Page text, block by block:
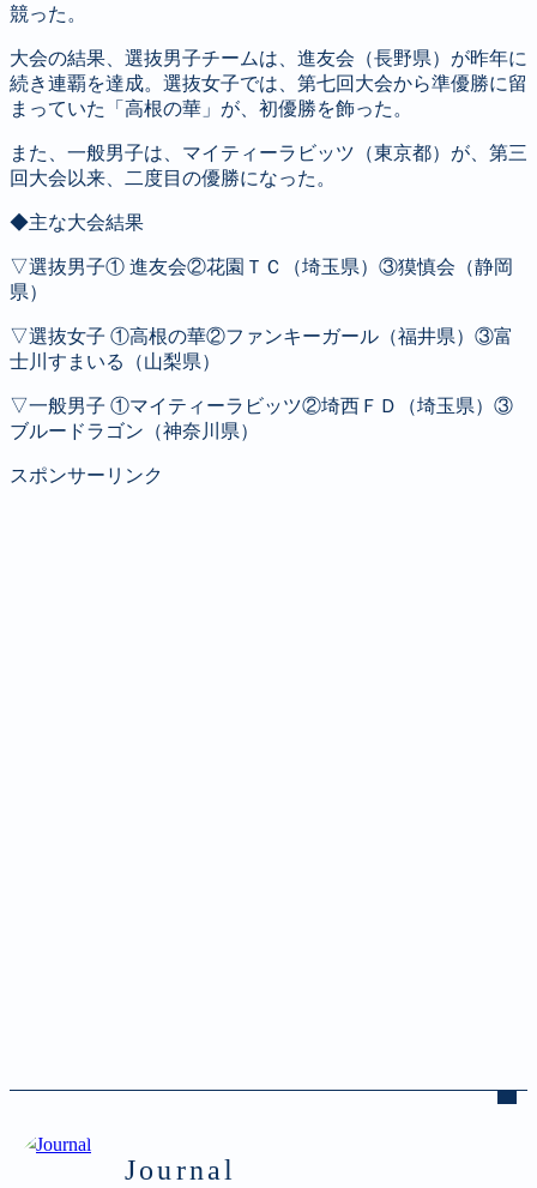
競った。
大会の結果、選抜男子チームは、進友会（長野県）が昨年に
続き連覇を達成。選抜女子では、第七回大会から準優勝に留
まっていた「高根の華」が、初優勝を飾った。
また、一般男子は、マイティーラビッツ（東京都）が、第三
回大会以来、二度目の優勝になった。
◆主な大会結果
▽選抜男子① 進友会②花園ＴＣ（埼玉県）③獏慎会（静岡
県）
▽選抜女子 ①高根の華②ファンキーガール（福井県）③富
士川すまいる（山梨県）
▽一般男子 ①マイティーラビッツ②埼西ＦＤ（埼玉県）③
ブルードラゴン（神奈川県）
スポンサーリンク
Journal